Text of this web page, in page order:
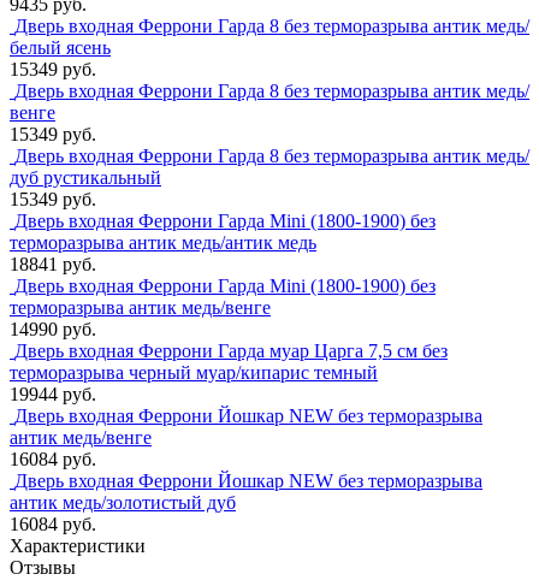
9435 руб.
Дверь входная Феррони Гарда 8 без терморазрыва антик медь/
белый ясень
15349 руб.
Дверь входная Феррони Гарда 8 без терморазрыва антик медь/
венге
15349 руб.
Дверь входная Феррони Гарда 8 без терморазрыва антик медь/
дуб рустикальный
15349 руб.
Дверь входная Феррони Гарда Mini (1800-1900) без
терморазрыва антик медь/антик медь
18841 руб.
Дверь входная Феррони Гарда Mini (1800-1900) без
терморазрыва антик медь/венге
14990 руб.
Дверь входная Феррони Гарда муар Царга 7,5 см без
терморазрыва черный муар/кипарис темный
19944 руб.
Дверь входная Феррони Йошкар NEW без терморазрыва
антик медь/венге
16084 руб.
Дверь входная Феррони Йошкар NEW без терморазрыва
антик медь/золотистый дуб
16084 руб.
Характеристики
Отзывы